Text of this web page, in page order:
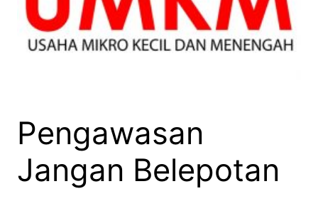
Pengawasan
Jangan Belepotan